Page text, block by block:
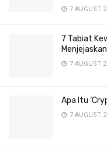
7 AUGUST
7 Tabiat
7 AUGUST
Apa Itu
7 AUGUST